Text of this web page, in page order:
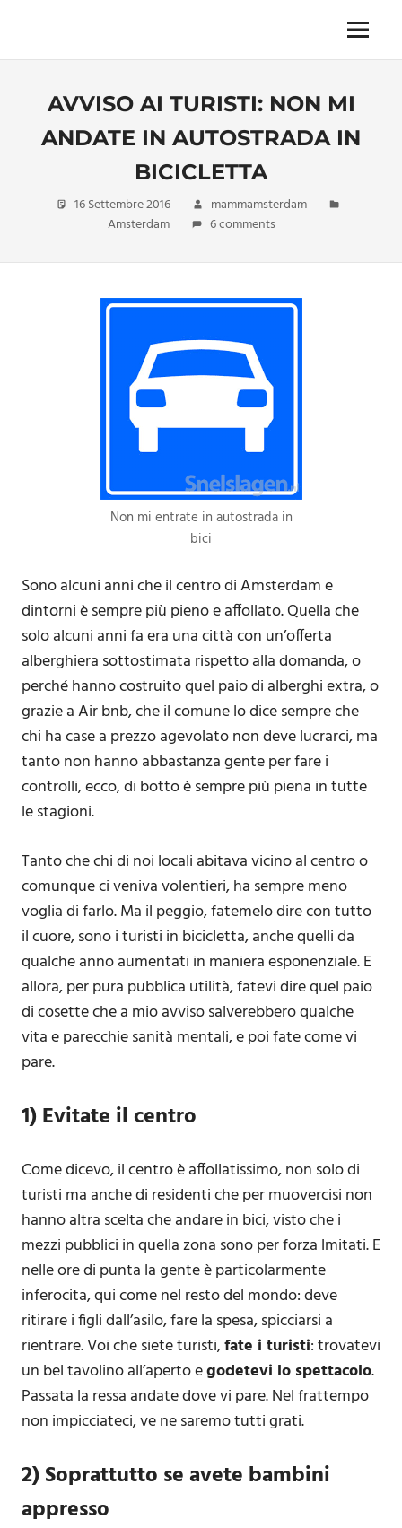
content
imprescindibile,
inevitabile
e
Menu
AVVISO AI TURISTI: NON MI
ANDATE IN AUTOSTRADA IN
BICICLETTA
16 Settembre 2016
mammamsterdam
Amsterdam
6 comments
Non mi entrate in autostrada in
bici
Sono alcuni anni che il centro di Amsterdam e
dintorni è sempre più pieno e affollato. Quella che
solo alcuni anni fa era una città con un’offerta
alberghiera sottostimata rispetto alla domanda, o
perché hanno costruito quel paio di alberghi extra, o
grazie a Air bnb, che il comune lo dice sempre che
chi ha case a prezzo agevolato non deve lucrarci, ma
tanto non hanno abbastanza gente per fare i
controlli, ecco, di botto è sempre più piena in tutte
le stagioni.
Tanto che chi di noi locali abitava vicino al centro o
comunque ci veniva volentieri, ha sempre meno
voglia di farlo. Ma il peggio, fatemelo dire con tutto
il cuore, sono i turisti in bicicletta, anche quelli da
qualche anno aumentati in maniera esponenziale. E
allora, per pura pubblica utilità, fatevi dire quel paio
di cosette che a mio avviso salverebbero qualche
vita e parecchie sanità mentali, e poi fate come vi
pare.
1) Evitate il centro
Come dicevo, il centro è affollatissimo, non solo di
turisti ma anche di residenti che per muovercisi non
hanno altra scelta che andare in bici, visto che i
mezzi pubblici in quella zona sono per forza lmitati. E
nelle ore di punta la gente è particolarmente
inferocita, qui come nel resto del mondo: deve
ritirare i figli dall’asilo, fare la spesa, spicciarsi a
rientrare. Voi che siete turisti,fate i turisti: trovatevi
un bel tavolino all’aperto egodetevi lo spettacolo.
Passata la ressa andate dove vi pare. Nel frattempo
non impicciateci, ve ne saremo tutti grati.
2) Soprattutto se avete bambini
appresso